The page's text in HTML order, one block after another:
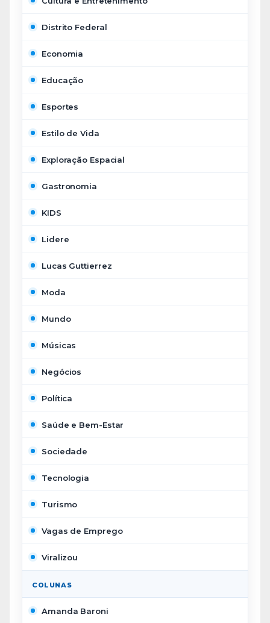
Distrito Federal
Economia
Educação
Esportes
Estilo de Vida
Exploração Espacial
Gastronomia
KIDS
Lidere
Lucas Guttierrez
Moda
Mundo
Músicas
Negócios
Política
Saúde e Bem-Estar
Sociedade
Tecnologia
Turismo
Vagas de Emprego
Viralizou
COLUNAS
Amanda Baroni